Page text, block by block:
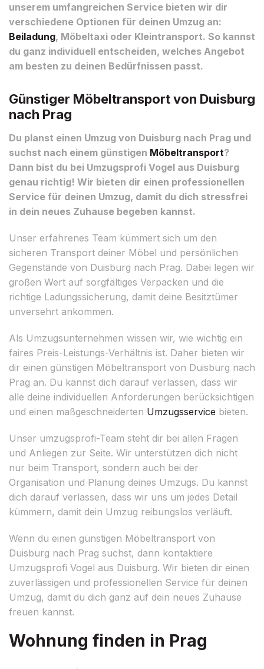
unserem umfangreichen Service bieten wir dir
verschiedene Optionen für deinen Umzug an:
Beiladung, Möbeltaxi oder Kleintransport. So kannst
du ganz individuell entscheiden, welches Angebot
am besten zu deinen Bedürfnissen passt.
Günstiger Möbeltransport von Duisburg
nach Prag
Du planst einen Umzug von Duisburg nach Prag und
suchst nach einem günstigen Möbeltransport?
Dann bist du bei Umzugsprofi Vogel aus Duisburg
genau richtig! Wir bieten dir einen professionellen
Service für deinen Umzug, damit du dich stressfrei
in dein neues Zuhause begeben kannst.
Unser erfahrenes Team kümmert sich um den
sicheren Transport deiner Möbel und persönlichen
Gegenstände von Duisburg nach Prag. Dabei legen wir
großen Wert auf sorgfältiges Verpacken und die
richtige Ladungssicherung, damit deine Besitztümer
unversehrt ankommen.
Als Umzugsunternehmen wissen wir, wie wichtig ein
faires Preis-Leistungs-Verhältnis ist. Daher bieten wir
dir einen günstigen Möbeltransport von Duisburg nach
Prag an. Du kannst dich darauf verlassen, dass wir
alle deine individuellen Anforderungen berücksichtigen
und einen maßgeschneiderten Umzugsservice bieten.
Unser umzugsprofi-Team steht dir bei allen Fragen
und Anliegen zur Seite. Wir unterstützen dich nicht
nur beim Transport, sondern auch bei der
Organisation und Planung deines Umzugs. Du kannst
dich darauf verlassen, dass wir uns um jedes Detail
kümmern, damit dein Umzug reibungslos verläuft.
Wenn du einen günstigen Möbeltransport von
Duisburg nach Prag suchst, dann kontaktiere
Umzugsprofi Vogel aus Duisburg. Wir bieten dir einen
zuverlässigen und professionellen Service für deinen
Umzug, damit du dich ganz auf dein neues Zuhause
freuen kannst.
Wohnung finden in Prag